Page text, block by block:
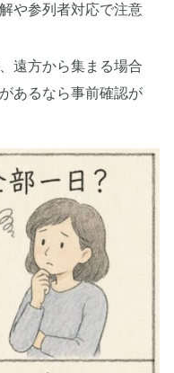
や参列者対応で注意
遠方から集まる場合
あるなら事前確認が